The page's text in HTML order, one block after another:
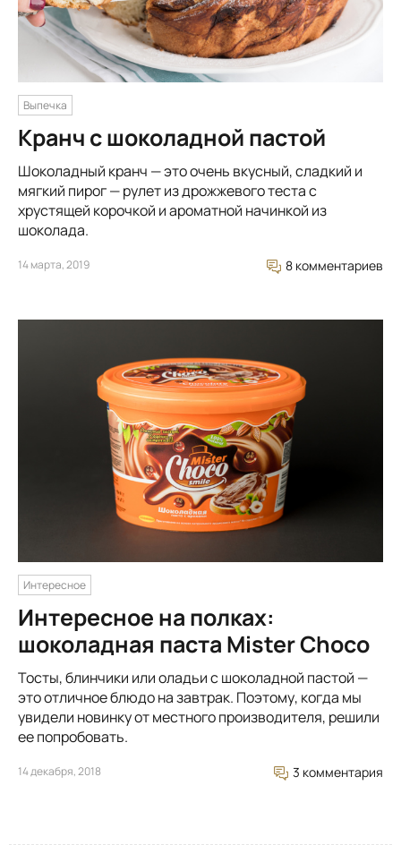
Выпечка
Кранч с шоколадной пастой
Шоколадный кранч — это очень вкусный, сладкий и
мягкий пирог — рулет из дрожжевого теста с
хрустящей корочкой и ароматной начинкой из
шоколада.
14 марта, 2019 8 комментариев
Интересное
Интересное на полках:
шоколадная паста Mister Choco
Тосты, блинчики или оладьи с шоколадной пастой —
это отличное блюдо на завтрак. Поэтому, когда мы
увидели новинку от местного производителя, решили
ее попробовать.
14 декабря, 2018 3 комментария